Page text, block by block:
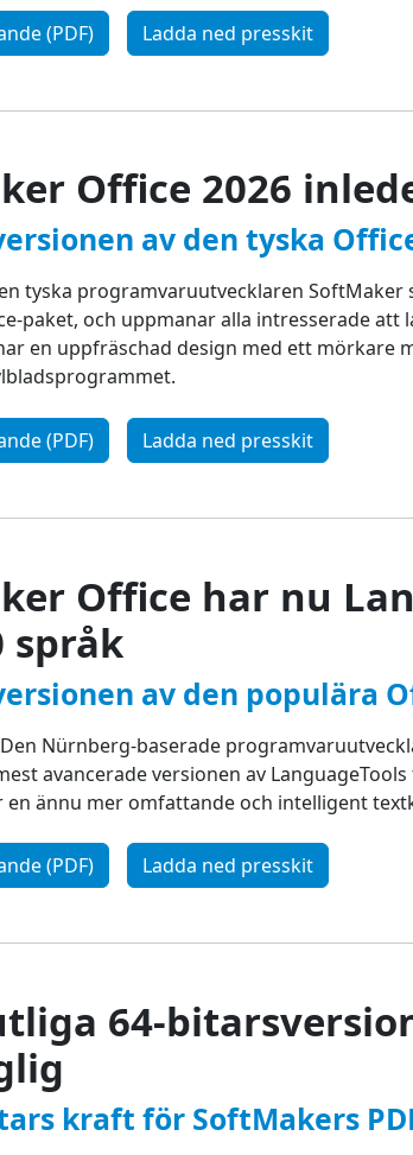
(PDF) Ladda ned presskit
Office 2026
av den tyska
tyska programvaruutvecklaren SoftMaker
paket, och uppmanar alla intresserade att
en uppfräschad design med ett
(PDF) Ladda ned presskit
Office har nu
språk
av den populära
Nürnberg-baserade
avancerade versionen av
en ännu mer omfattande och intelligent
(PDF) Ladda ned presskit
64-
kraft för SoftMakers